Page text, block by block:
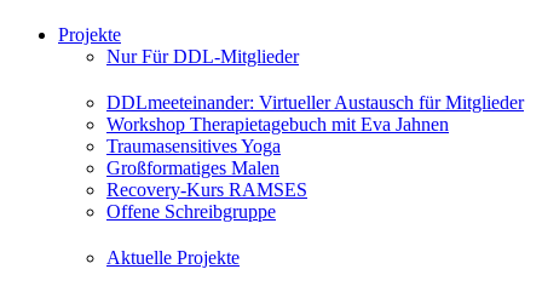
Projekte
Nur Für DDL-Mitglieder
DDLmeeteinander: Virtueller Austausch für Mitglieder
Workshop Therapietagebuch mit Eva Jahnen
Traumasensitives Yoga
Großformatiges Malen
Recovery-Kurs RAMSES
Offene Schreibgruppe
Aktuelle Projekte